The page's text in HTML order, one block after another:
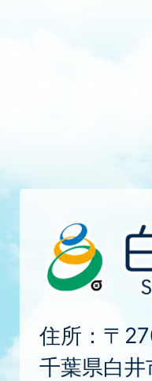
住所：〒
千葉県白